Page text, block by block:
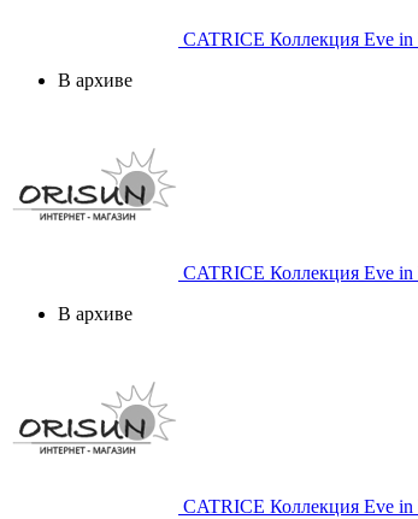
CATRICE Коллекция Eve in
В архиве
CATRICE Коллекция Eve
В архиве
CATRICE Коллекция Eve in